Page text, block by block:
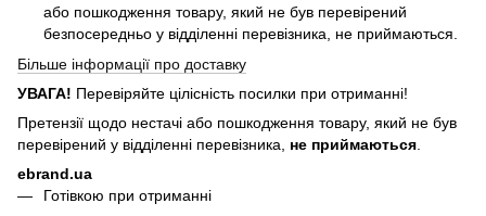
або пошкодження товару, який не був перевірений
безпосередньо у відділенні перевізника, не приймаються.
Більше інформації про доставку
УВАГА! Перевіряйте цілісність посилки при отриманні!
Претензії щодо нестачі або пошкодження товару, який не був
перевірений у відділенні перевізника, не приймаються
ebrand.ua
Готівкою при отриманні